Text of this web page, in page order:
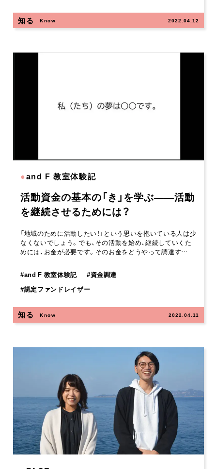
知る Know 2022.04.12
●and F 教室体験記
活動資金の基本の「き」を学ぶ――活動
を継続させるためには？
「地域のために活動したい！」という思いを抱いている人は少
なくないでしょう。でも、その活動を始め、継続していくた
めには、お金が必要です。そのお金をどうやって調達す…
#and F 教室体験記 #資金調達
#認定ファンドレイザー
知る Know 2022.04.11